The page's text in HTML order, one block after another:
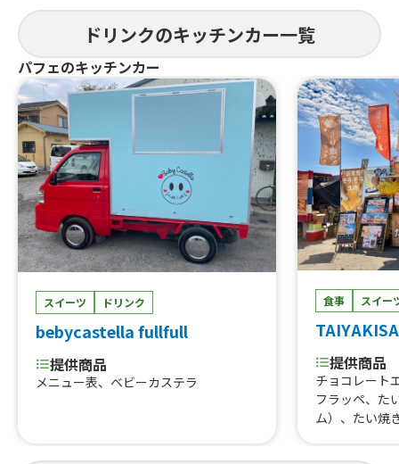
ラフトジンジャーエール、燻製メニュ
ー各種、レモネード、スムージー、ガ
ンカレー、トムヤムからあげ、生姜焼
き定食（各種）、フレーバーポテト、
牛串、タコの柔らか煮込みごはん、タ
コライス、BBQポークライス、BBQチ
キン、ベイクドドーナツ、モロッコ風チ
キンごはん、白身魚のレモンソテー
ラフトジンジ
ー各種、レ
パオ、カオ
き定食（各種
牛串、タコの
コライス、
キン、ベイク
キンごはん、
ドリンクのキッチンカー一覧
パフェのキッチンカー
スイーツ ドリンク
bebycastella fullfull
提供商品
メニュー表、ベビーカステラ
食事 スイー
提供商品
チョコレート
フラッペ、た
ム）、たい焼